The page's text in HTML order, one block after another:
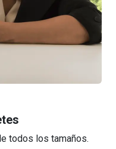
todos los tamaños.